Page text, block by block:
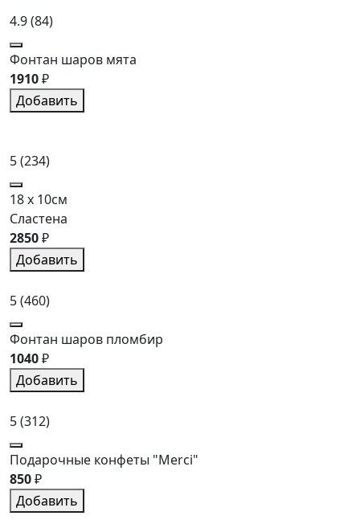
4.9(84)
Фонтан шаров мята
1910₽
Добавить
5(234)
18 x 10см
Сластена
2850₽
Добавить
5(460)
Фонтан шаров пломбир
1040₽
Добавить
5(312)
Подарочные конфеты "Merci"
850₽
Добавить